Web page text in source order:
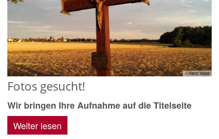
© Heinz Seipel
Fotos gesucht!
Wir bringen Ihre Aufnahme auf die Titelseite
Weiter lesen